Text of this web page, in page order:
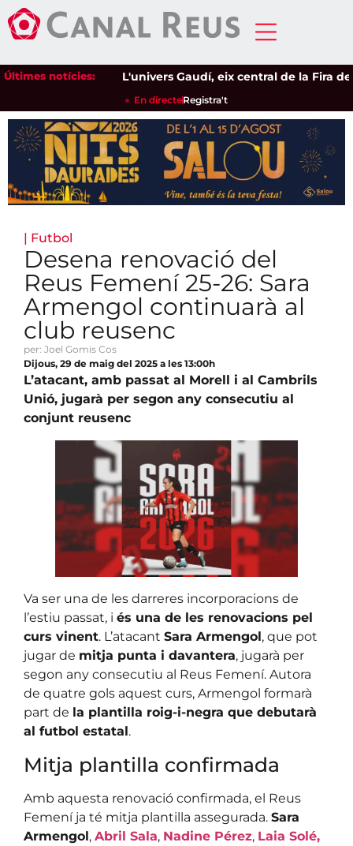
Últimes notícies: L'univers Gaudí, eix central de la Fira de
En directeRegistra't
| Futbol
Desena renovació del
Reus Femení 25-26: Sara
Armengol continuarà al
club reusenc
per: Joel Gomis Cos
Dijous, 29 de maig del 2025 a les 13:00h
L’atacant, amb passat al Morell i al Cambrils
Unió, jugarà per segon any consecutiu al
conjunt reusenc
Va ser una de les darreres incorporacions de
l’estiu passat, i és una de les renovacions pel
curs vinent. L’atacant Sara Armengol, que pot
jugar de mitja punta i davantera, jugarà per
segon any consecutiu al Reus Femení. Autora
de quatre gols aquest curs, Armengol formarà
part de la plantilla roig-i-negra que debutarà
al futbol estatal.
Mitja plantilla confirmada
Amb aquesta renovació confirmada, el Reus
Femení ja té mitja plantilla assegurada. Sara
Armengol, Abril Sala, Nadine Pérez, Laia Solé,